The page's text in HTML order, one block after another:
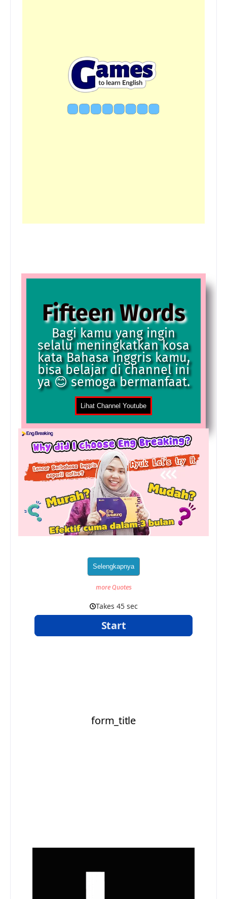
Fifteen Words
Bagi kamu yang ingin
selalu meningkatkan kosa
kata Bahasa inggris kamu,
bisa belajar di channel ini
ya 😊 semoga bermanfaat.
more Quotes